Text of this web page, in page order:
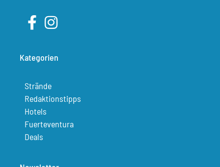
Kategorien
Strände
Redaktionstipps
Hotels
Fuerteventura
Deals